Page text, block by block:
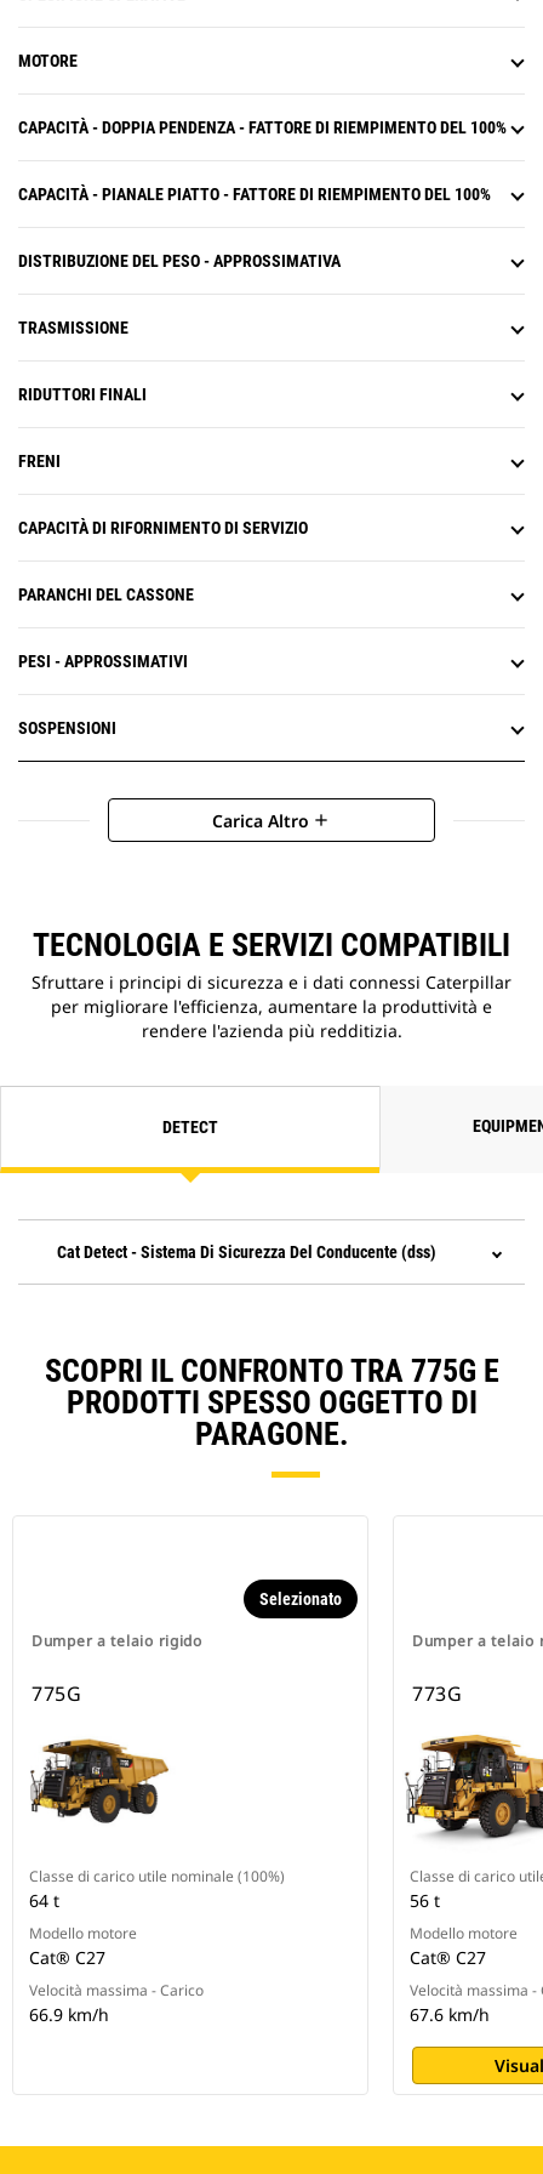
MOTORE
CAPACITÀ - DOPPIA PENDENZA - FATTORE DI RIEMPIMENTO DEL 100%
CAPACITÀ - PIANALE PIATTO - FATTORE DI RIEMPIMENTO DEL 100%
DISTRIBUZIONE DEL PESO - APPROSSIMATIVA
TRASMISSIONE
RIDUTTORI FINALI
FRENI
CAPACITÀ DI RIFORNIMENTO DI SERVIZIO
PARANCHI DEL CASSONE
PESI - APPROSSIMATIVI
SOSPENSIONI
Carica Altro add
TECNOLOGIA E SERVIZI COMPATIBILI
Sfruttare i principi di sicurezza e i dati connessi Caterpillar
per migliorare l'efficienza, aumentare la produttività e
rendere l'azienda più redditizia.
DETECT
Cat Detect - Sistema Di Sicurezza Del Conducente (dss)
SCOPRI IL CONFRONTO TRA 775G E
PRODOTTI SPESSO OGGETTO DI
PARAGONE.
Dumper a telaio rigido
Selezionato
775G
Classe di carico utile nominale (100%)
64 t
Modello motore
Cat® C27
Velocità massima - Carico
66.9 km/h
Dumper a telaio
773G
Classe di carico
56 t
Modello motore
Cat® C27
Velocità massima -
67.6 km/h